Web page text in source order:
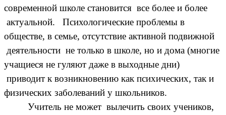
современной школе становится все более и более
актуальной. Психологические проблемы в
обществе, в семье, отсутствие активной подвижной
деятельности не только в школе, но и дома (многие
учащиеся не гуляют даже в выходные дни)
приводит к возникновению как психических, так и
физических заболеваний у школьников.
Учитель не может вылечить своих учеников,